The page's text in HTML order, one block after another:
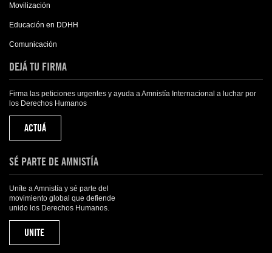
Movilización
Educación en DDHH
Comunicación
DEJÁ TU FIRMA
Firma las peticiones urgentes y ayuda a Amnistía Internacional a luchar por
los Derechos Humanos
ACTUÁ
SÉ PARTE DE AMNISTÍA
Uníte a Amnistía y sé parte del
movimiento global que defiende
unido los Derechos Humanos.
UNITE